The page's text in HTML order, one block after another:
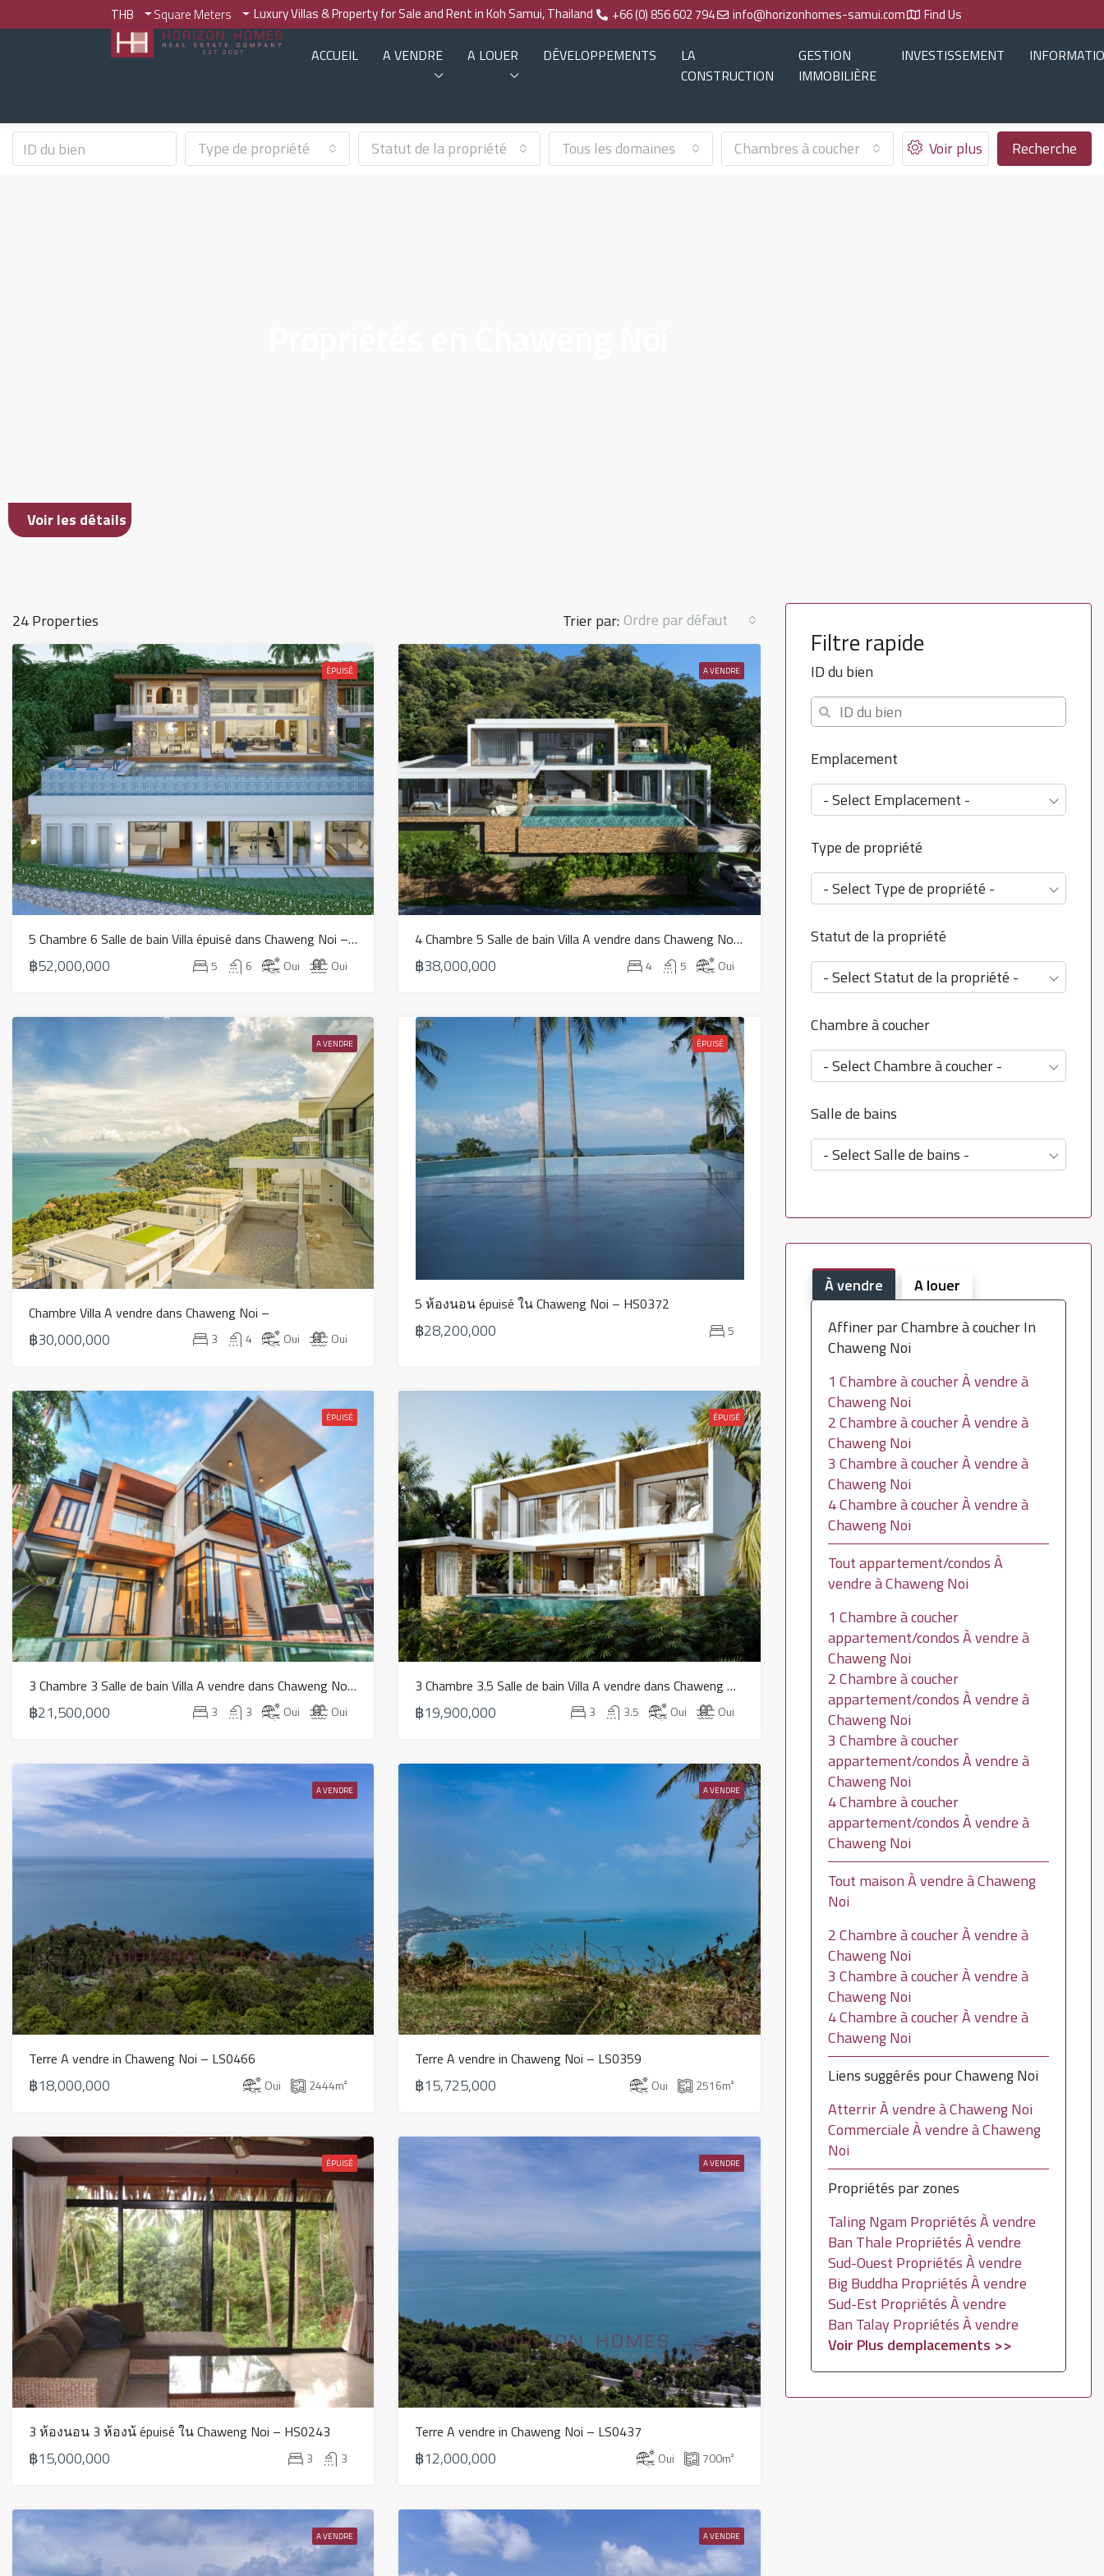
THB Square Meters Luxury Villas & Property for Sale and Rent in Koh Samui, Thailand +66 (0) 856 602 794 info@horizonhomes-samui.com Find Us
ACCUEIL A VENDRE A LOUER DÉVELOPPEMENTS
LA
CONSTRUCTION
GESTION
IMMOBILIÈRE
INVESTISSEMENT
Type de propriété Statut de la propriété Tous les domaines Chambres à coucher Voir plus Recherche
Voir les détails
24 Properties Trier par: Ordre par défaut
ÉPUISÉ
5 Chambre 6 Salle de bain Villa épuisé dans Chaweng Noi – HS0581
฿52,000,000 5 6 Oui Oui
A VENDRE
4 Chambre 5 Salle de bain Villa A vendre dans Chaweng Noi – HS0759
฿38,000,000 4 5 Oui
A VENDRE
Chambre Villa A vendre dans Chaweng Noi –
฿30,000,000 3 4 Oui Oui
ÉPUISÉ
5 ห้องนอน épuisé ใน Chaweng Noi – HS0372
฿28,200,000 5
ÉPUISÉ
3 Chambre 3 Salle de bain Villa A vendre dans Chaweng Noi – HS0492
฿21,500,000 3 3 Oui Oui
ÉPUISÉ
3 Chambre 3.5 Salle de bain Villa A vendre dans Chaweng Noi – HS0758
฿19,900,000 3 3.5 Oui Oui
A VENDRE
Terre A vendre in Chaweng Noi – LS0466
฿18,000,000 Oui 2444m²
A VENDRE
Terre A vendre in Chaweng Noi – LS0359
฿15,725,000 Oui 2516m²
ÉPUISÉ
3 ห้องนอน 3 ห้องน้ épuisé ใน Chaweng Noi – HS0243
฿15,000,000 3 3
A VENDRE
Terre A vendre in Chaweng Noi – LS0437
฿12,000,000 Oui 700m²
A VENDRE A VENDRE
Filtre rapide
ID du bien
Emplacement
- Select Emplacement -
Type de propriété
- Select Type de propriété -
Statut de la propriété
- Select Statut de la propriété -
Chambre à coucher
- Select Chambre à coucher -
Salle de bains
- Select Salle de bains -
À vendre
A louer
Affiner par Chambre à coucher In
Chaweng Noi
1 Chambre à coucher À vendre à
Chaweng Noi
2 Chambre à coucher À vendre à
Chaweng Noi
3 Chambre à coucher À vendre à
Chaweng Noi
4 Chambre à coucher À vendre à
Chaweng Noi
Tout appartement/condos À
vendre à Chaweng Noi
1 Chambre à coucher
appartement/condos À vendre à
Chaweng Noi
2 Chambre à coucher
appartement/condos À vendre à
Chaweng Noi
3 Chambre à coucher
appartement/condos À vendre à
Chaweng Noi
4 Chambre à coucher
appartement/condos À vendre à
Chaweng Noi
Tout maison À vendre à Chaweng
Noi
2 Chambre à coucher À vendre à
Chaweng Noi
3 Chambre à coucher À vendre à
Chaweng Noi
4 Chambre à coucher À vendre à
Chaweng Noi
Liens suggérés pour Chaweng Noi
Atterrir À vendre à Chaweng Noi
Commerciale À vendre à Chaweng
Noi
Propriétés par zones
Taling Ngam Propriétés À vendre
Ban Thale Propriétés À vendre
Sud-Ouest Propriétés À vendre
Big Buddha Propriétés À vendre
Sud-Est Propriétés À vendre
Ban Talay Propriétés À vendre
Voir Plus demplacements >>